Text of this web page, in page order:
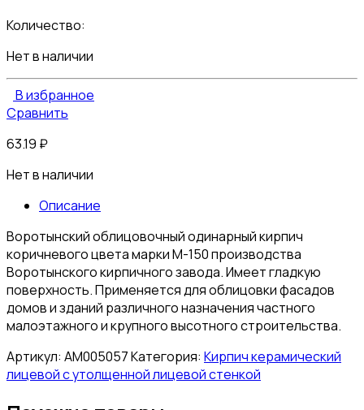
Количество:
Нет в наличии
В избранное
Сравнить
63.19 ₽
Нет в наличии
Описание
Воротынский облицовочный одинарный кирпич
коричневого цвета марки М-150 производства
Воротынского кирпичного завода. Имеет гладкую
поверхность. Применяется для облицовки фасадов
домов и зданий различного назначения частного
малоэтажного и крупного высотного строительства.
Артикул: АМ005057Категория: Кирпич керамический
лицевой с утолщенной лицевой стенкой